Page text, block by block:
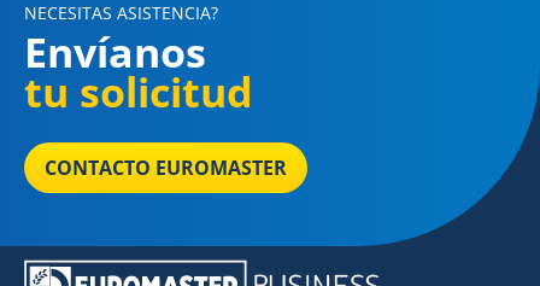
NECESITAS ASISTENCIA?
Envíanos
tu solicitud
CONTACTO EUROMASTER